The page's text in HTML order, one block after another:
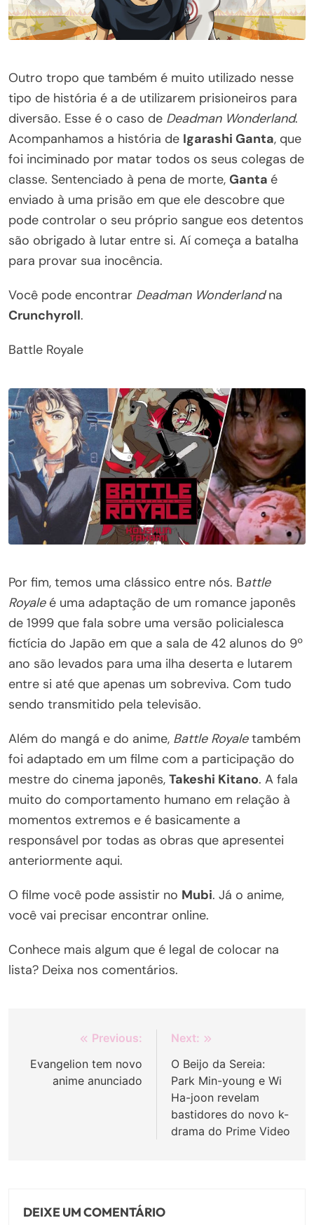
Outro tropo que também é muito utilizado nesse
tipo de história é a de utilizarem prisioneiros para
diversão. Esse é o caso de Deadman Wonderland.
Acompanhamos a história de Igarashi Ganta, que
foi inciminado por matar todos os seus colegas de
classe. Sentenciado à pena de morte, Ganta é
enviado à uma prisão em que ele descobre que
pode controlar o seu próprio sangue eos detentos
são obrigado à lutar entre si. Aí começa a batalha
para provar sua inocência.
Você pode encontrar Deadman Wonderlandna
Crunchyroll.
Battle Royale
Por fim, temos uma clássico entre nós. Battle
Royaleé uma adaptação de um romance japonês
de 1999 que fala sobre uma versão policialesca
fictícia do Japão em que a sala de 42 alunos do 9º
ano são levados para uma ilha deserta e lutarem
entre si até que apenas um sobreviva. Com tudo
sendo transmitido pela televisão.
Além do mangá e do anime, Battle Royaletambém
foi adaptado em um filme com a participação do
mestre do cinema japonês, Takeshi Kitano. A fala
muito do comportamento humano em relação à
momentos extremos e é basicamente a
responsável por todas as obras que apresentei
anteriormente aqui.
O filme você pode assistir no Mubi. Já o anime,
você vai precisar encontrar online.
Conhece mais algum que é legal de colocar na
lista? Deixa nos comentários.
Navegação
de
Post
Previous:
Evangelion tem novo
anime anunciado
Next:
O Beijo da Sereia:
Park Min-young e Wi
Ha-joon revelam
bastidores do novo k-
drama do Prime Video
DEIXE UM COMENTÁRIO